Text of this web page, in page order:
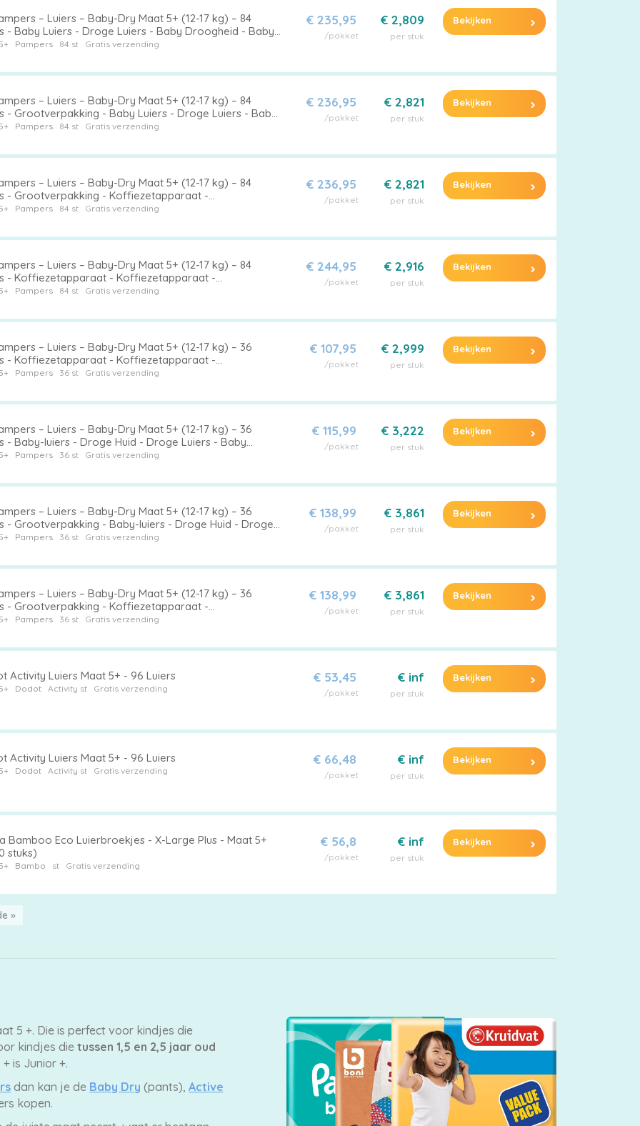
– Luiers – Baby-Dry Maat 5+ (12-17 kg) – 84
- Baby Luiers - Droge Luiers - Baby Droogheid - Baby
- Baby Nachtrust
Pampers84 st Gratis verzending
€ 235,95
/pakket
€ 2,809
per stuk
Bekijken
– Luiers – Baby-Dry Maat 5+ (12-17 kg) – 84
- Grootverpakking - Baby Luiers - Droge Luiers - Baby
- Baby Bescherming - Baby Nachtrust
Pampers84 st Gratis verzending
€ 236,95
/pakket
€ 2,821
per stuk
Bekijken
– Luiers – Baby-Dry Maat 5+ (12-17 kg) – 84
- Grootverpakking - Koffiezetapparaat -
- Koffiezetapparaat
Pampers84 st Gratis verzending
€ 236,95
/pakket
€ 2,821
per stuk
Bekijken
– Luiers – Baby-Dry Maat 5+ (12-17 kg) – 84
- Koffiezetapparaat - Koffiezetapparaat -
Pampers84 st Gratis verzending
€ 244,95
/pakket
€ 2,916
per stuk
Bekijken
– Luiers – Baby-Dry Maat 5+ (12-17 kg) – 36
- Koffiezetapparaat - Koffiezetapparaat -
Pampers36 st Gratis verzending
€ 107,95
/pakket
€ 2,999
per stuk
Bekijken
– Luiers – Baby-Dry Maat 5+ (12-17 kg) – 36
- Baby-luiers - Droge Huid - Droge Luiers - Baby
- Droge Luier
Pampers36 st Gratis verzending
€ 115,99
/pakket
€ 3,222
per stuk
Bekijken
– Luiers – Baby-Dry Maat 5+ (12-17 kg) – 36
- Grootverpakking - Baby-luiers - Droge Huid - Droge
- Baby Droogheid - Droge Luier
Pampers36 st Gratis verzending
€ 138,99
/pakket
€ 3,861
per stuk
Bekijken
– Luiers – Baby-Dry Maat 5+ (12-17 kg) – 36
- Grootverpakking - Koffiezetapparaat -
- Koffiezetapparaat
Pampers36 st Gratis verzending
€ 138,99
/pakket
€ 3,861
per stuk
Bekijken
Activity Luiers Maat 5+ - 96 Luiers
DodotActivity st Gratis verzending
€ 53,45
/pakket
€ inf
per stuk
Bekijken
Activity Luiers Maat 5+ - 96 Luiers
DodotActivity st Gratis verzending
€ 66,48
/pakket
€ inf
per stuk
Bekijken
Bamboo Eco Luierbroekjes - X-Large Plus - Maat 5+
stuks)
Bambo st Gratis verzending
€ 56,8
/pakket
€ inf
per stuk
Bekijken
»
5 +. Die is perfect voor kindjes die
kindjes die tussen 1,5 en 2,5 jaar oud
is Junior +.
dan kan je de Baby Dry (pants), Active
kopen.